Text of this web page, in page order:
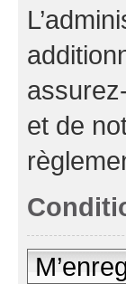
et de